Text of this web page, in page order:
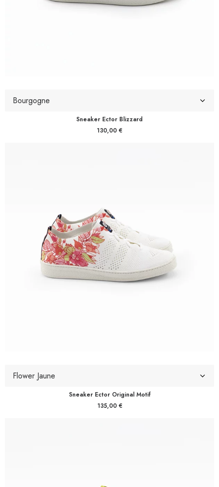
Sneaker Ector Blizzard
130,00 €
Sneaker Ector Original Motif
135,00 €